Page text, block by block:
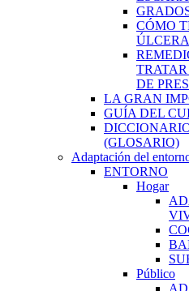
CÓMO
DE
LA GRAN
GUÍA DEL
(GLOSARIO)
Adaptación del
ENTORNO
Hogar
Público